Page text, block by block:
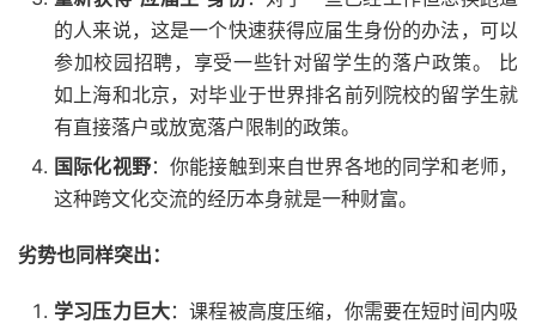
的人来说，这是一个快速获得应届生身份的办法，可以
参加校园招聘，享受一些针对留学生的落户政策。 比
如上海和北京，对毕业于世界排名前列院校的留学生就
有直接落户或放宽落户限制的政策。
国际化视野：你能接触到来自世界各地的同学和老师，
这种跨文化交流的经历本身就是一种财富。
劣势也同样突出：
学习压力巨大：课程被高度压缩，你需要在短时间内吸